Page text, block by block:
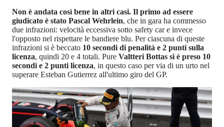
Non è andata così bene in altri casi. Il primo ad essere
giudicato è stato Pascal Wehrlein, che in gara ha commesso
due infrazioni: velocità eccessiva sotto safety car e invece
l'opposto nel rispettare le bandiere blu. Per ciascuna di queste
infrazioni si è beccato 10 secondi di penalità e 2 punti sulla
licenza, quindi 20 e 4 totali. Pure Valtteri Bottas si è preso 10
secondi e 2 punti licenza, in questo caso per via di un urto nel
superare Esteban Gutierrez all'ultimo giro del GP.